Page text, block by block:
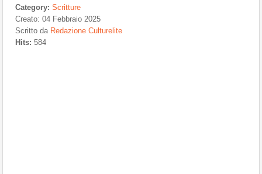
Category: Scritture
Creato: 04 Febbraio 2025
Scritto da Redazione Culturelite
Hits: 584